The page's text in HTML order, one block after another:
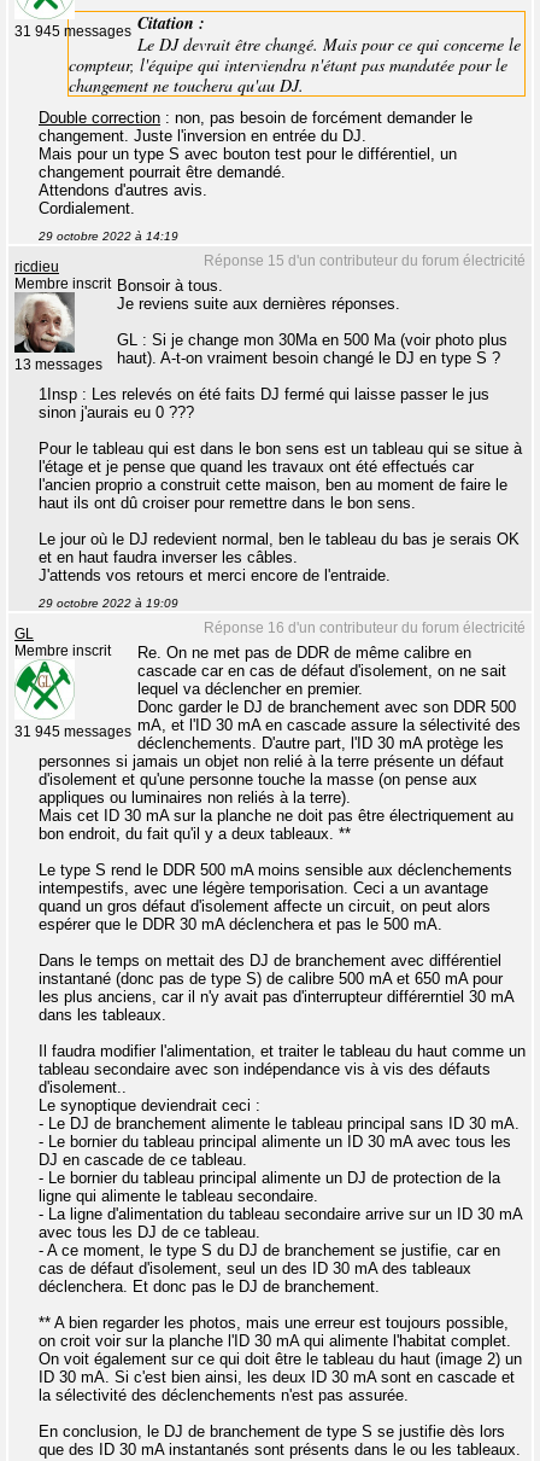
31 945 messages Citation :
Le DJ devrait être changé. Mais pour ce qui concerne le
compteur, l'équipe qui interviendra n'étant pas mandatée pour le
changement ne touchera qu'au DJ.
Double correction : non, pas besoin de forcément demander le
changement. Juste l'inversion en entrée du DJ.
Mais pour un type S avec bouton test pour le différentiel, un
changement pourrait être demandé.
Attendons d'autres avis.
Cordialement.
29 octobre 2022 à 14:19
Réponse 15 d'un contributeur du forum électricité
ricdieu
Membre inscrit
13 messages
Bonsoir à tous.
Je reviens suite aux dernières réponses.
GL : Si je change mon 30Ma en 500 Ma (voir photo plus
haut). A-t-on vraiment besoin changé le DJ en type S ?
1Insp : Les relevés on été faits DJ fermé qui laisse passer le jus
sinon j'aurais eu 0 ???
Pour le tableau qui est dans le bon sens est un tableau qui se situe à
l'étage et je pense que quand les travaux ont été effectués car
l'ancien proprio a construit cette maison, ben au moment de faire le
haut ils ont dû croiser pour remettre dans le bon sens.
Le jour où le DJ redevient normal, ben le tableau du bas je serais OK
et en haut faudra inverser les câbles.
J'attends vos retours et merci encore de l'entraide.
29 octobre 2022 à 19:09
Réponse 16 d'un contributeur du forum électricité
GL
Membre inscrit
31 945 messages
Re. On ne met pas de DDR de même calibre en
cascade car en cas de défaut d'isolement, on ne sait
lequel va déclencher en premier.
Donc garder le DJ de branchement avec son DDR 500
mA, et l'ID 30 mA en cascade assure la sélectivité des
déclenchements. D'autre part, l'ID 30 mA protège les
personnes si jamais un objet non relié à la terre présente un défaut
d'isolement et qu'une personne touche la masse (on pense aux
appliques ou luminaires non reliés à la terre).
Mais cet ID 30 mA sur la planche ne doit pas être électriquement au
bon endroit, du fait qu'il y a deux tableaux. **
Le type S rend le DDR 500 mA moins sensible aux déclenchements
intempestifs, avec une légère temporisation. Ceci a un avantage
quand un gros défaut d'isolement affecte un circuit, on peut alors
espérer que le DDR 30 mA déclenchera et pas le 500 mA.
Dans le temps on mettait des DJ de branchement avec différentiel
instantané (donc pas de type S) de calibre 500 mA et 650 mA pour
les plus anciens, car il n'y avait pas d'interrupteur différerntiel 30 mA
dans les tableaux.
Il faudra modifier l'alimentation, et traiter le tableau du haut comme un
tableau secondaire avec son indépendance vis à vis des défauts
d'isolement..
Le synoptique deviendrait ceci :
- Le DJ de branchement alimente le tableau principal sans ID 30 mA.
- Le bornier du tableau principal alimente un ID 30 mA avec tous les
DJ en cascade de ce tableau.
- Le bornier du tableau principal alimente un DJ de protection de la
ligne qui alimente le tableau secondaire.
- La ligne d'alimentation du tableau secondaire arrive sur un ID 30 mA
avec tous les DJ de ce tableau.
- A ce moment, le type S du DJ de branchement se justifie, car en
cas de défaut d'isolement, seul un des ID 30 mA des tableaux
déclenchera. Et donc pas le DJ de branchement.
** A bien regarder les photos, mais une erreur est toujours possible,
on croit voir sur la planche l'ID 30 mA qui alimente l'habitat complet.
On voit également sur ce qui doit être le tableau du haut (image 2) un
ID 30 mA. Si c'est bien ainsi, les deux ID 30 mA sont en cascade et
la sélectivité des déclenchements n'est pas assurée.
En conclusion, le DJ de branchement de type S se justifie dès lors
que des ID 30 mA instantanés sont présents dans le ou les tableaux.